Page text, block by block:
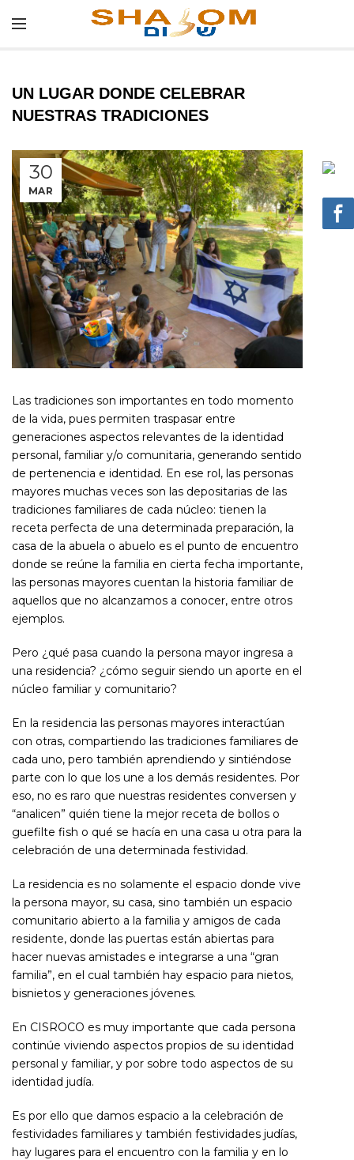
UN LUGAR DONDE CELEBRAR
NUESTRAS TRADICIONES
30
MAR
Las tradiciones son importantes en todo momento
de la vida, pues permiten traspasar entre
generaciones aspectos relevantes de la identidad
personal, familiar y/o comunitaria, generando sentido
de pertenencia e identidad. En ese rol, las personas
mayores muchas veces son las depositarias de las
tradiciones familiares de cada núcleo: tienen la
receta perfecta de una determinada preparación, la
casa de la abuela o abuelo es el punto de encuentro
donde se reúne la familia en cierta fecha importante,
las personas mayores cuentan la historia familiar de
aquellos que no alcanzamos a conocer, entre otros
ejemplos.
Pero ¿qué pasa cuando la persona mayor ingresa a
una residencia? ¿cómo seguir siendo un aporte en el
núcleo familiar y comunitario?
En la residencia las personas mayores interactúan
con otras, compartiendo las tradiciones familiares de
cada uno, pero también aprendiendo y sintiéndose
parte con lo que los une a los demás residentes. Por
eso, no es raro que nuestras residentes conversen y
“analicen” quién tiene la mejor receta de bollos o
guefilte fish o qué se hacía en una casa u otra para la
celebración de una determinada festividad.
La residencia es no solamente el espacio donde vive
la persona mayor, su casa, sino también un espacio
comunitario abierto a la familia y amigos de cada
residente, donde las puertas están abiertas para
hacer nuevas amistades e integrarse a una “gran
familia”, en el cual también hay espacio para nietos,
bisnietos y generaciones jóvenes.
En CISROCO es muy importante que cada persona
continúe viviendo aspectos propios de su identidad
personal y familiar, y por sobre todo aspectos de su
identidad judía.
Es por ello que damos espacio a la celebración de
festividades familiares y también festividades judías,
hay lugares para el encuentro con la familia y en lo